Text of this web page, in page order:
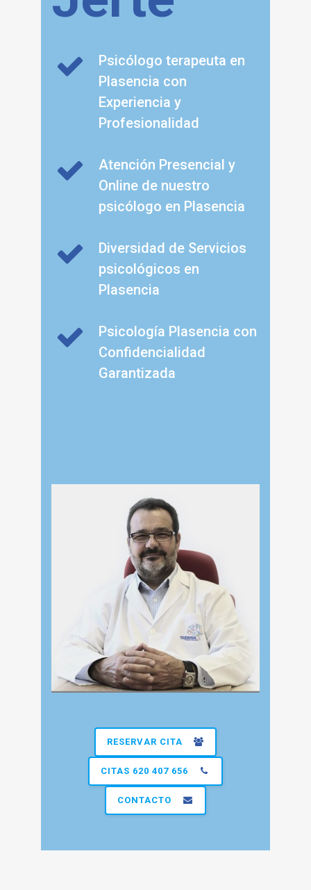
Psicólogo terapeuta en
Plasencia con
Experiencia y
Profesionalidad
Atención Presencial y
Online de nuestro
psicólogo en Plasencia
Diversidad de Servicios
psicológicos en
Plasencia
Psicología Plasencia con
Confidencialidad
Garantizada
RESERVAR CITA
CITAS 620 407 656
CONTACTO